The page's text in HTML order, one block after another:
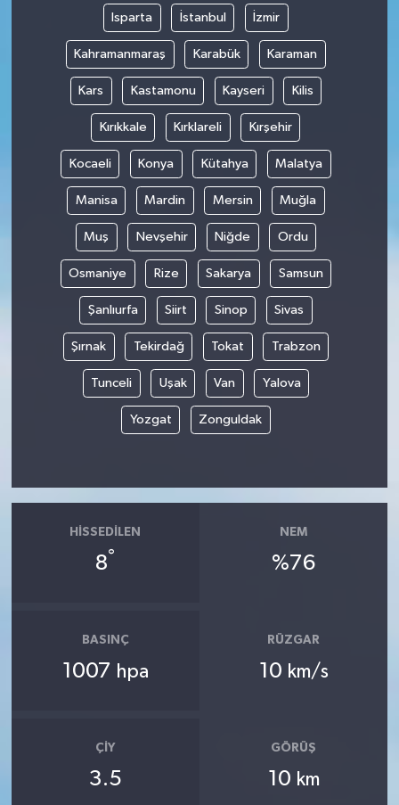
Isparta İstanbul İzmir
Kahramanmaraş Karabük Karaman
Kars Kastamonu Kayseri Kilis
Kırıkkale Kırklareli Kırşehir
Kocaeli Konya Kütahya Malatya
Manisa Mardin Mersin Muğla
Muş Nevşehir Niğde Ordu
Osmaniye Rize Sakarya Samsun
Şanlıurfa Siirt Sinop Sivas
Şırnak Tekirdağ Tokat Trabzon
Tunceli Uşak Van Yalova
Yozgat Zonguldak
HISSEDILEN
8°
NEM
%76
BASINÇ
1007 hpa
RÜZGAR
10 km/s
ÇIY
3.5
GÖRÜŞ
10 km